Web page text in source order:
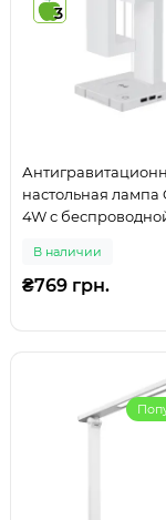
3
настольная лампа
4W с
(белый цвет)
В наличии
₴769 грн.